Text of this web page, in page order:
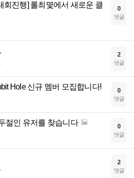
회진행] 롤최몇에서 새로운 클
0
댓글
2
댓글
Hole 신규 멤버 모집합니다! 0
댓글
절인 유저를 찾습니다 0
댓글
2
댓글